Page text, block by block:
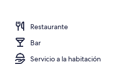
Vista desde la habitación
Restaurante
Bar
Servicio a la habitación